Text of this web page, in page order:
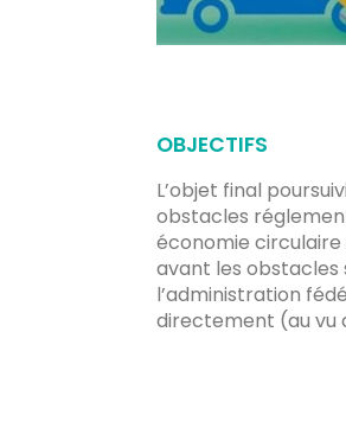
OBJECTIFS
L’objet final
obstacles
économie
avant les obstacles
l’administration
directement (au vu